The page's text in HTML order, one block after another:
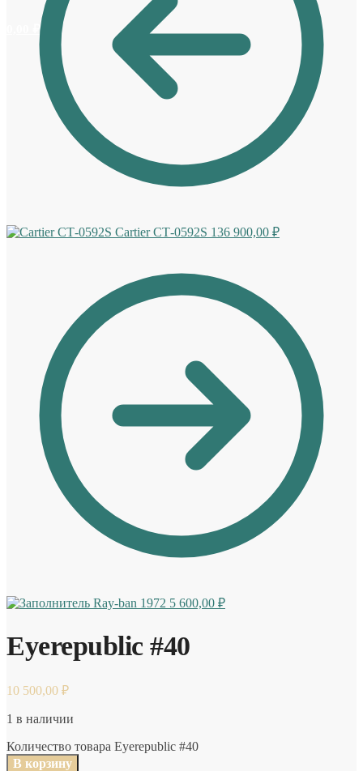
₽
Cartier СТ-0592S 136 900,00 ₽
Ray-ban 1972 5 600,00 ₽
Eyerepublic #40
10 500,00 ₽
1 в наличии
Количество товара Eyerepublic #40
В корзину